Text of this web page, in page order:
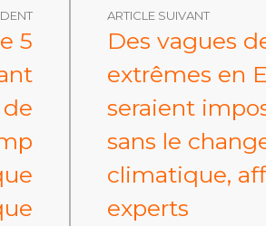
5
ARTICLE SUIVANT
Des vagues
extrêmes en
seraient
sans le
climatique,
experts